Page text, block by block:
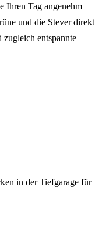
Ihren Tag angenehm
und die Stever direkt
zugleich entspannte
in der Tiefgarage für